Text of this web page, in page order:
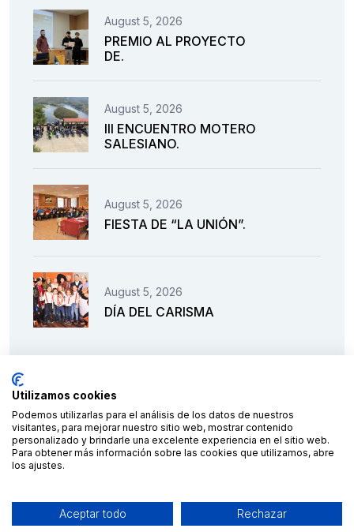
August 5, 2026
PREMIO AL PROYECTO
DE.
August 5, 2026
III ENCUENTRO MOTERO
SALESIANO.
August 5, 2026
FIESTA DE “LA UNIÓN”.
August 5, 2026
DÍA DEL CARISMA
Utilizamos cookies
Podemos utilizarlas para el análisis de los datos de nuestros
visitantes, para mejorar nuestro sitio web, mostrar contenido
personalizado y brindarle una excelente experiencia en el sitio web.
Para obtener más información sobre las cookies que utilizamos, abre
los ajustes.
Aceptar todo Rechazar